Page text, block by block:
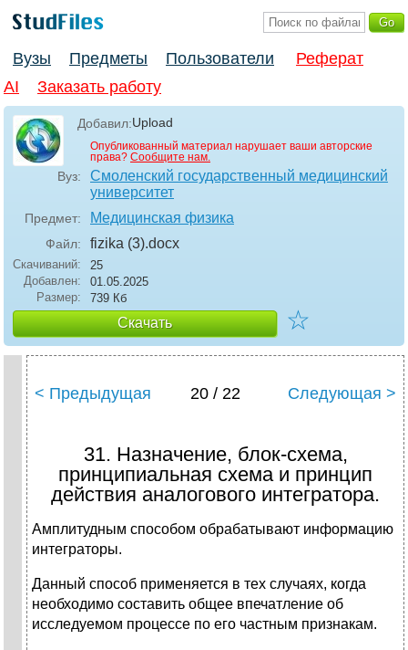
Вузы Предметы Пользователи
Реферат
AI
Заказать работу
Добавил:Upload
Опубликованный материал нарушает ваши авторские
права? Сообщите нам.
Вуз:
Смоленский государственный медицинский
университет
Предмет: Медицинская физика
Файл: fizika (3).docx
Скачиваний:
25
Добавлен:
01.05.2025
Размер:
739 Кб
Скачать ☆
< Предыдущая 20 / 22 Следующая >
31. Назначение, блок-схема,
принципиальная схема и принцип
действия аналогового интегратора.
Амплитудным способом обрабатывают информацию
интеграторы.
Данный способ применяется в тех случаях, когда
необходимо составить общее впечатление об
исследуемом процессе по его частным признакам.